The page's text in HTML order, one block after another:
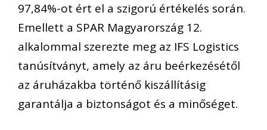
97,84%-ot ért el a szigorú értékelés során.
Emellett a SPAR Magyarország 12.
alkalommal szerezte meg az IFS Logistics
tanúsítványt, amely az áru beérkezésétől
az áruházakba történő kiszállításig
garantálja a biztonságot és a minőséget.